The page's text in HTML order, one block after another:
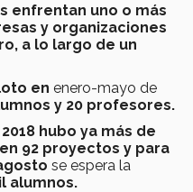
enfrentan uno o más
y organizaciones
a lo largo de un
en enero-mayo de
y 20 profesores.
hubo ya más de
en 92 proyectos y para
se espera la
alumnos.